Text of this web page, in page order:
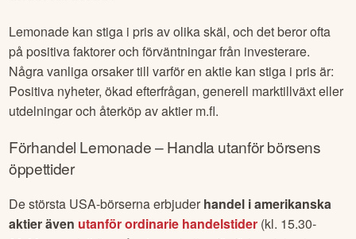
Varför stigerLemonadeaktien - är den
undervärderad?
Lemonadekan stiga i pris av olika skäl, och det beror ofta
på positiva faktorer och förväntningar från investerare.
Positiva nyheter, ökad efterfrågan, generell marktillväxt eller
utdelningar och återköp av aktier m.fl.
FörhandelLemonade– Handla utanför börsens
öppettider